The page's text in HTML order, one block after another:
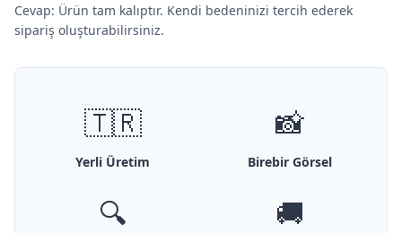
Cevap: Ürün tam kalıptır. Kendi bedeninizi tercih ederek
sipariş oluşturabilirsiniz.
🇹🇷
Yerli Üretim
📸
Birebir Görsel
🔍 🚚